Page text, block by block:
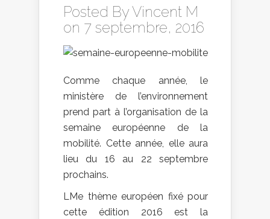
Posted ByVincent M
on 7 septembre, 2016
Comme chaque année, le
ministère de l’environnement
prend part à l’organisation de la
semaine européenne de la
mobilité. Cette année, elle aura
lieu du 16 au 22 septembre
prochains.
LMe thème européen fixé pour
cette édition 2016 est la